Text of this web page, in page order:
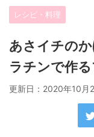
レシピ・料理
あさイチの
ラチンで作る
更新日： 2020年10月